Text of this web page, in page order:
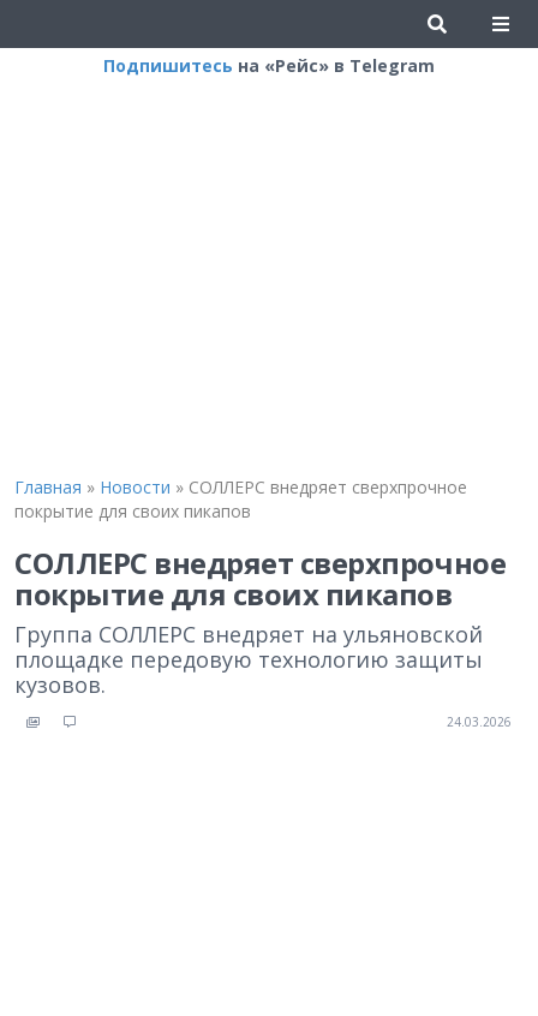
Подпишитесь на «Рейс» в Telegram
Главная » Новости » СОЛЛЕРС внедряет сверхпрочное
покрытие для своих пикапов
СОЛЛЕРС внедряет сверхпрочное
покрытие для своих пикапов
Группа СОЛЛЕРС внедряет на ульяновской
площадке передовую технологию защиты
кузовов.
24.03.2026